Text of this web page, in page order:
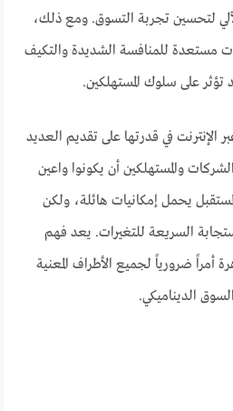
لتحسين تجربة التسوق. ومع ذلك،
مستعدة للمنافسة الشديدة والتكيف
تؤثر على سلوك المستهلكين.
الإنترنت في قدرتها على تقديم العديد
والمستهلكين أن يكونوا واعين
يحمل إمكانيات هائلة، ولكن
السريعة للتغيرات. يعد فهم
أمراً ضرورياً لجميع الأطراف المعنية
الديناميكي.